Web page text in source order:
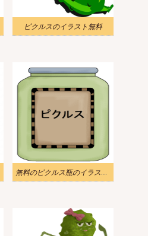
ピクルスのイラスト無料
無料のピクルス瓶のイラストシンプル